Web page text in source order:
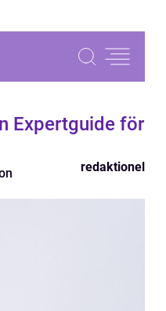
Expertguide för
redaktionel